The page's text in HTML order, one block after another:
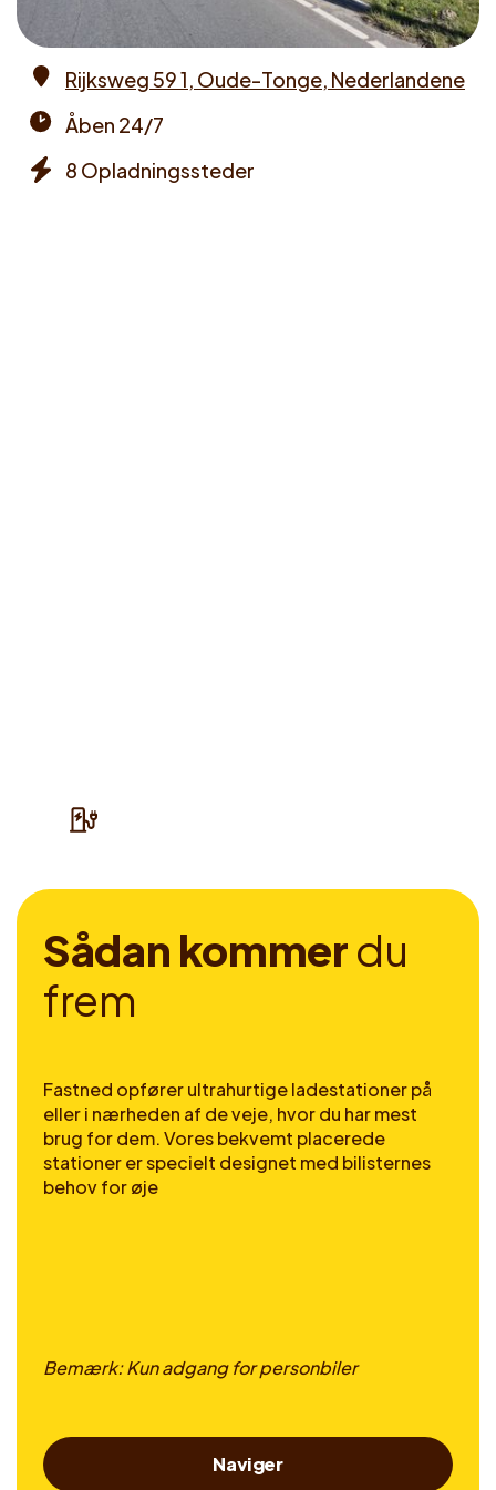
Rijksweg 59 1, Oude-Tonge, Nederlandene
times
Åben 24/7
8 Opladningssteder
Sådan kommerdu
frem
Fastned opfører ultrahurtige ladestationer på
eller i nærheden af de veje, hvor du har mest
brug for dem. Vores bekvemt placerede
stationer er specielt designet med bilisternes
behov for øje
Bemærk: Kun adgang for personbiler
Naviger